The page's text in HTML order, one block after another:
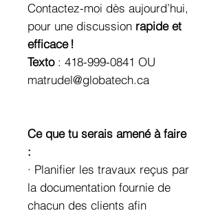
Contactez-moi dès aujourd’hui,
pour une discussion rapide et
efficace !
Texto: 418-999-0841 OU
matrudel@globatech.ca
Ce que tu serais amené à faire
:
· Planifier les travaux reçus par
la documentation fournie de
chacun des clients afin